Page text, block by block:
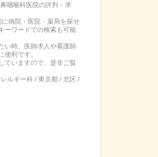
咽喉科医院の評判・求
病院・医院・薬局を探せ
ーワードでの検索も可能
い時、医師求人や看護師
便利です。
ていますので、是非ご覧
ルギー科 / 東京都 / 北区 /